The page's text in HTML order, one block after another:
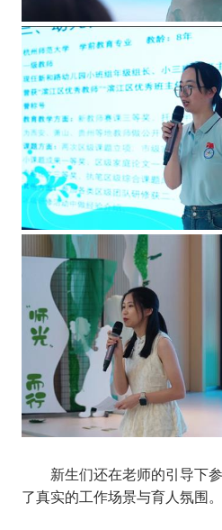
新生们还在老师的引导下
了真实的工作场景与育人氛围。